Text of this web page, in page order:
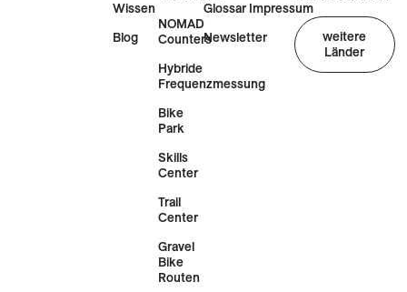
Wissen
Blog
NOMAD
Counters
Hybride
Frequenzmessung
Bike
Park
Skills
Center
Trail
Center
Gravel
Bike
Routen
Glossar
Newsletter
Impressum
weitere
Länder